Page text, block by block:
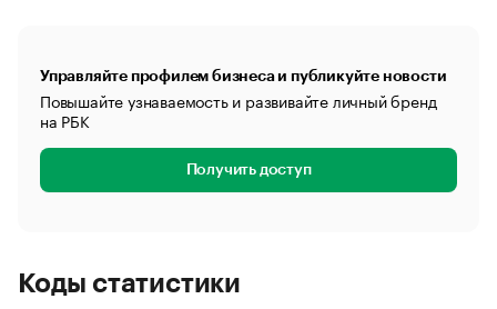
Управляйте профилем бизнеса и публикуйте новости
Повышайте узнаваемость и развивайте личный бренд
на РБК
Получить доступ
Коды статистики